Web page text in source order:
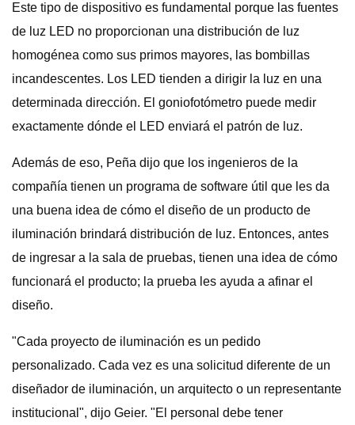
Este tipo de dispositivo es fundamental porque las fuentes
de luz LED no proporcionan una distribución de luz
homogénea como sus primos mayores, las bombillas
incandescentes. Los LED tienden a dirigir la luz en una
determinada dirección. El goniofotómetro puede medir
exactamente dónde el LED enviará el patrón de luz.
Además de eso, Peña dijo que los ingenieros de la
compañía tienen un programa de software útil que les da
una buena idea de cómo el diseño de un producto de
iluminación brindará distribución de luz. Entonces, antes
de ingresar a la sala de pruebas, tienen una idea de cómo
funcionará el producto; la prueba les ayuda a afinar el
diseño.
"Cada proyecto de iluminación es un pedido
personalizado. Cada vez es una solicitud diferente de un
diseñador de iluminación, un arquitecto o un representante
institucional", dijo Geier. "El personal debe tener